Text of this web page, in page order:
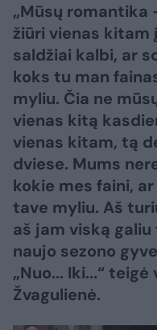
„Mūsų romantika
žiūri vienas kitam
saldžiai kalbi, ar
koks tu man
myliu. Čia ne
vienas kitą
vienas kitam, tą
dviese. Mums
kokie mes faini,
tave myliu. Aš
aš jam viską
naujo sezono
„Nuo... Iki...“
Žvagulienė.